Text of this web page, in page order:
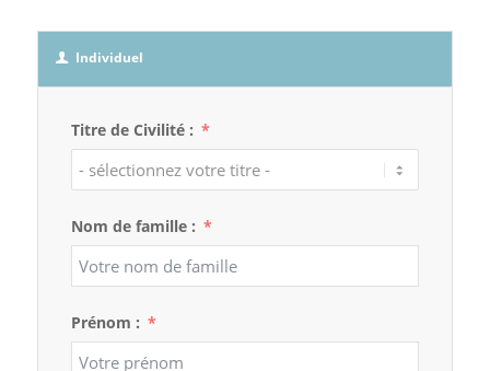
Individuel
Titre de Civilité :
Nom de famille :
Prénom :